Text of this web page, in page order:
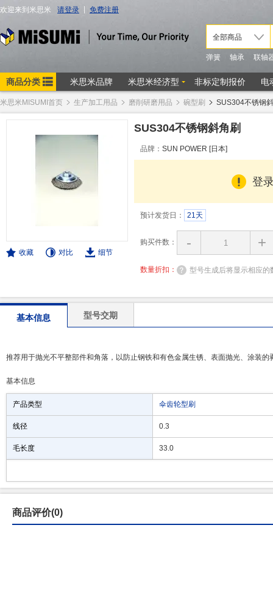
米思米MISUMI首页 生产加工用品 磨削研磨用品 碗型刷 SUS304不锈钢
收藏 对比 细节
SUS304不锈钢斜角刷
品牌： SUN POWER [日本]
登
预计发货日： 21天
购买件数： - +
数量折扣： 型号生成后将显示相应的
基本信息 型号交期
推荐用于抛光不平整部件和角落，以防止钢铁和有色金属生锈、表面抛光、涂装
基本信息
产品类型 伞齿轮型刷
线径 0.3
毛长度 33.0
商品评价(0)